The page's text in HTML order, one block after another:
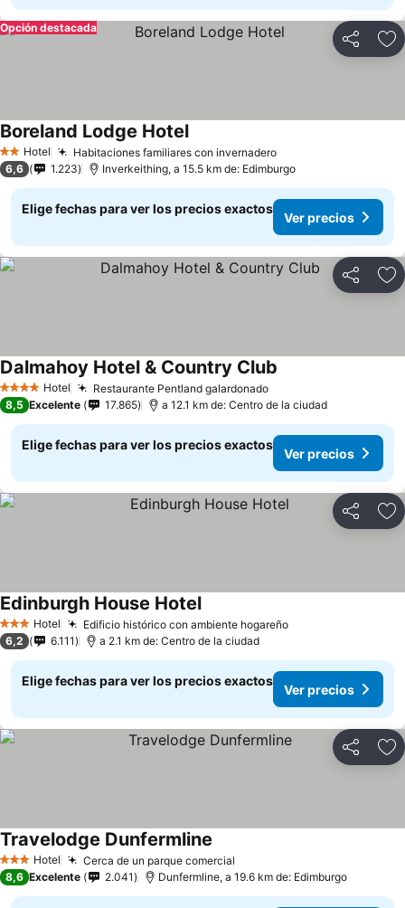
Compartir
Opción destacada
2 Estrellas
Hotel Habitaciones familiares con invernadero
Boreland Lodge Hotel
6,6 1.223 Inverkeithing, a 15.5 km de: Edimburgo
Elige fechas para ver los precios exactos
Ver precios
Compartir
4 EstrellasHotel Restaurante Pentland galardonado
Dalmahoy Hotel & Country Club
8,5 Excelente 17.865 a 12.1 km de: Centro de la ciudad
Elige fechas para ver los precios exactos
Ver precios
Compartir
3 Estrellas
Hotel Edificio histórico con ambiente hogareño
Edinburgh House Hotel
6,2 6.111 a 2.1 km de: Centro de la ciudad
Elige fechas para ver los precios exactos
Ver precios
Compartir
3 Estrellas
Hotel Cerca de un parque comercial
Travelodge Dunfermline
8,6 Excelente 2.041 Dunfermline, a 19.6 km de: Edimburgo